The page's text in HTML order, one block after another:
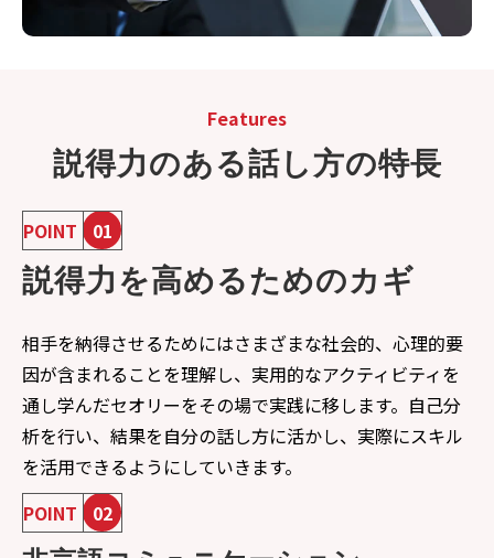
Features
説得力のある話し方の特長
POINT 01
説得力を高めるためのカギ
相手を納得させるためにはさまざまな社会的、心理的要
因が含まれることを理解し、実用的なアクティビティを
通し学んだセオリーをその場で実践に移します。自己分
析を行い、結果を自分の話し方に活かし、実際にスキル
を活用できるようにしていきます。
POINT
02